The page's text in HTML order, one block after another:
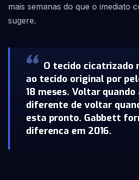
mais semanas do que o imediato
sugere.
O tecido cicatrizado
ao tecido original por
18 meses. Voltar quando
diferente de voltar
esta pronto. Gabbett
diferenca em 2016.